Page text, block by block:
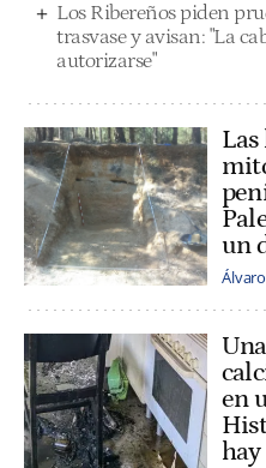
Los Ribereños piden
trasvase y avisan: "La
autorizarse"
un
en